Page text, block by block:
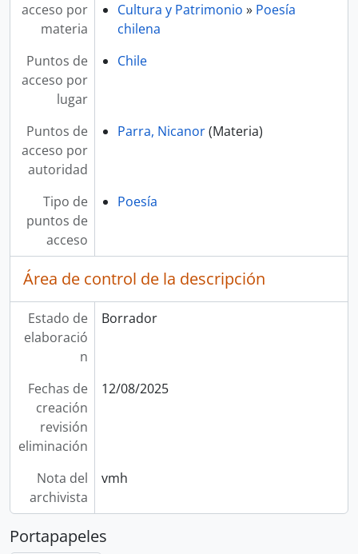
acceso por
materia
Cultura y Patrimonio » Poesía
chilena
Puntos de
acceso por
lugar
Chile
Puntos de
acceso por
autoridad
Parra, Nicanor(Materia)
Tipo de
puntos de
acceso
Poesía
Área de control de la descripción
Estado de
elaboració
n
Borrador
Fechas de
creación
revisión
eliminación
12/08/2025
Nota del
archivista
vmh
Portapapeles